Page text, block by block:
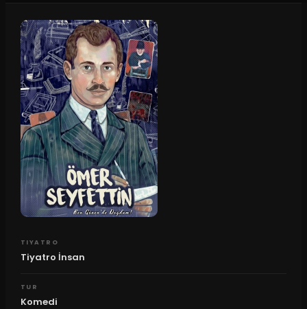
TIYATRO
Tiyatro İnsan
TUR
Komedi